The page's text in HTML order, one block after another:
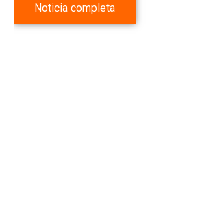
Noticia completa